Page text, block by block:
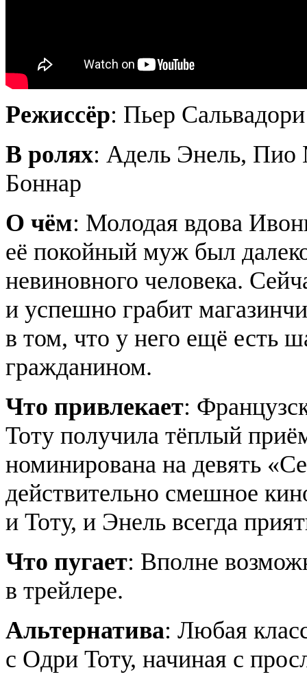
Режиссёр: Пьер Сальвадори
В ролях: Адель Энель,
Боннар
О чём: Молодая вдова
её покойный муж был
невиновного человека.
и успешно грабит
в том, что у него ещё есть
гражданином.
Что привлекает:
Тоту получила тёплый
номинирована на девять
действительно смешное
и Тоту, и Энель всегда
Что пугает: Вполне
в трейлере.
Альтернатива: Любая
с Одри Тоту, начиная с